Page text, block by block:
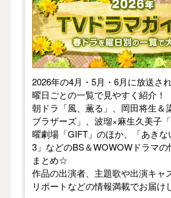
2026年の4月・5月・6月に放送さ
曜日ごとの一覧で見やすく紹介！
朝ドラ「風、薫る」、岡田将生＆
ブラザーズ」、波瑠×麻生久美子
曜劇場「GIFT」のほか、「あきな
3」などのBS＆WOWOWドラマ
まとめ☆
作品の出演者、主題歌や出演キャ
リポートなどの情報満載でお届け